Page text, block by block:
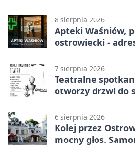
8 sierpnia 2026
Apteki Waśniów,
ostrowiecki -
7 sierpnia 2026
Teatralne
otworzy drzwi do
6 sierpnia 2026
Kolej przez
mocny głos.